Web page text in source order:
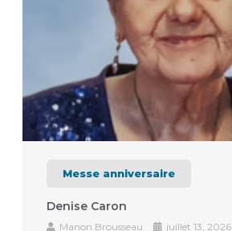
Messe anniversaire
Denise Caron
Manon Brousseau juillet 13, 2026